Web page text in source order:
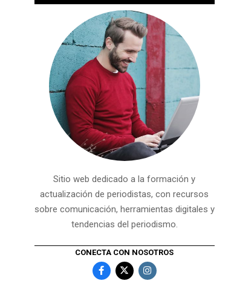
Sitio web dedicado a la formación y
actualización de periodistas, con recursos
sobre comunicación, herramientas digitales y
tendencias del periodismo.
CONECTA CON NOSOTROS